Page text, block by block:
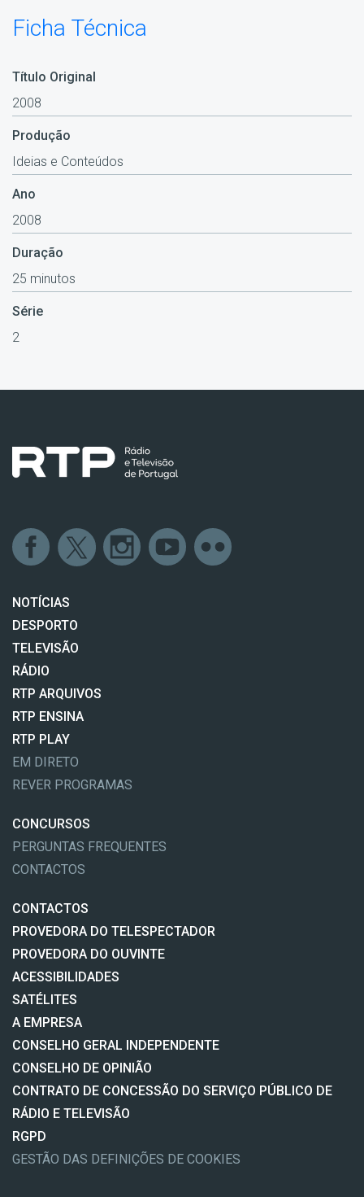
Ficha Técnica
Título Original
2008
Produção
Ideias e Conteúdos
Ano
2008
Duração
25 minutos
Série
2
NOTÍCIAS
DESPORTO
TELEVISÃO
RÁDIO
RTP ARQUIVOS
RTP ENSINA
RTP PLAY
EM DIRETO
REVER PROGRAMAS
CONCURSOS
PERGUNTAS FREQUENTES
CONTACTOS
CONTACTOS
PROVEDORA DO TELESPECTADOR
PROVEDORA DO OUVINTE
ACESSIBILIDADES
SATÉLITES
A EMPRESA
CONSELHO GERAL INDEPENDENTE
CONSELHO DE OPINIÃO
CONTRATO DE CONCESSÃO DO SERVIÇO PÚBLICO DE
RÁDIO E TELEVISÃO
RGPD
GESTÃO DAS DEFINIÇÕES DE COOKIES